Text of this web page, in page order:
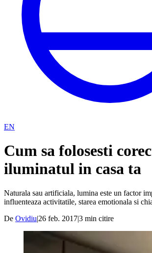
EN
Cum sa folosesti
iluminatul in casa ta
Naturala sau artificiala, lumina este un factor
influenteaza activitatile, starea emotionala si
De Ovidiu|26 feb. 2017|3 min citire